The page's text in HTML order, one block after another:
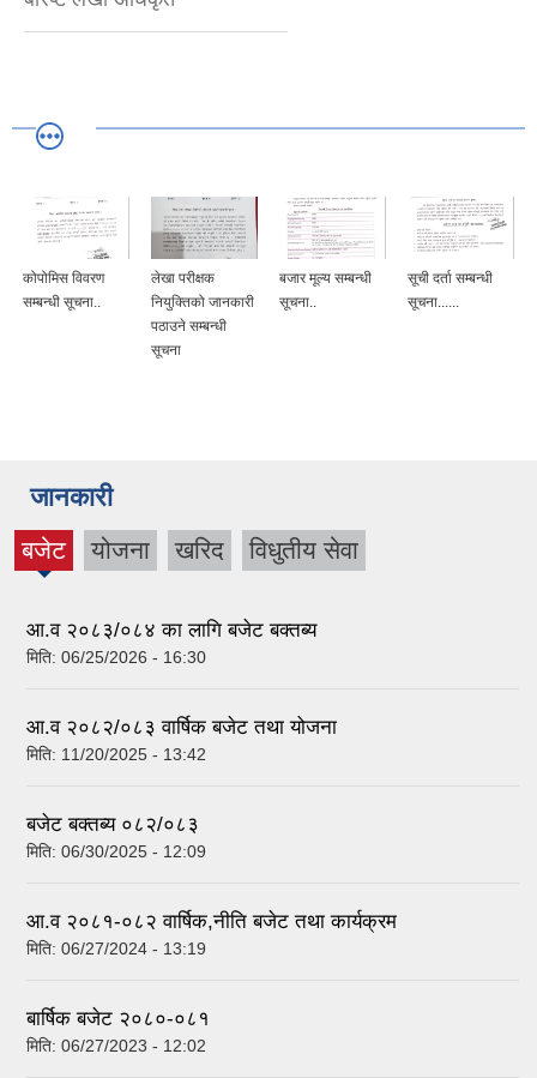
कोपोमिस विवरण
सम्बन्धी सूचना..
लेखा परीक्षक
नियुक्तिको जानकारी
पठाउने सम्बन्धी
सूचना
बजार मूल्य सम्बन्धी
सूचना..
सूची दर्ता सम्बन्धी
सूचना......
जानकारी
बजेट
(active
योजना खरिद विधुतीय सेवा
आ.व २०८३/०८४ का लागि बजेट बक्तब्य
मिति: 06/25/2026 - 16:30
आ.व २०८२/०८३ वार्षिक बजेट तथा योजना
मिति: 11/20/2025 - 13:42
बजेट बक्तब्य ०८२/०८३
मिति: 06/30/2025 - 12:09
आ.व २०८१-०८२ वार्षिक,नीति बजेट तथा कार्यक्रम
मिति: 06/27/2024 - 13:19
बार्षिक बजेट २०८०-०८१
मिति: 06/27/2023 - 12:02